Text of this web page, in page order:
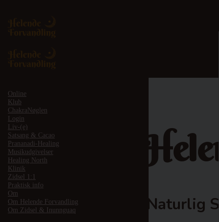
Online
Klub
ChakraNøglen
Login
Liv-(e)
Satsang & Cacao
Prananadi-Healing
Musikudgivelser
Healing North
Klinik
Zidsel 1:1
Praktisk info
Om
Om Helende Forvandling
Om Zidsel & Inunnguaq
Naturlig